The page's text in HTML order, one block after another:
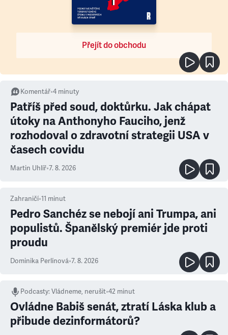
Přejít do obchodu
Komentář•4 minuty
Patříš před soud, doktůrku. Jak chápat
útoky na Anthonyho Fauciho, jenž
rozhodoval o zdravotní strategii USA v
časech covidu
Martin Uhlíř•7. 8. 2026
Zahraničí•11 minut
Pedro Sanchéz se nebojí ani Trumpa, ani
populistů. Španělský premiér jde proti
proudu
Dominika Perlínová•7. 8. 2026
Podcasty:Vládneme, nerušit•42 minut
Ovládne Babiš senát, ztratí Láska klub a
přibude dezinformátorů?